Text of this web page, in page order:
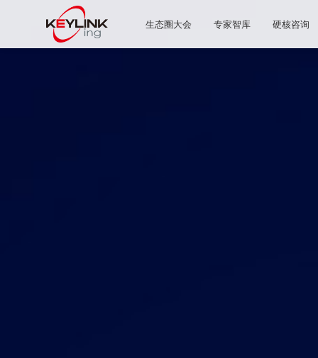
生态圈大会 专家智库 硬核咨询